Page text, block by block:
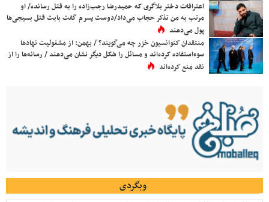
اعترافات دختر بلاگری که حمیدرضا رجب‌زاده را به قتل رسانده/ او
مرتب به من تذکر حجاب می‌داد/دوست پسرم گفت بابت قتل بسیجی‌ها
پول می‌دهند
منتقدان کنوانسیون خزر چه می‌گویند؟ / بهمن: از مشغولیت نهادها
سوءاستفاده کرده‌اند و مسائل را شکل دیگر نشان می‌دهند / رسانه‌ها را از
نقد منع کرده‌اند
وبگردی